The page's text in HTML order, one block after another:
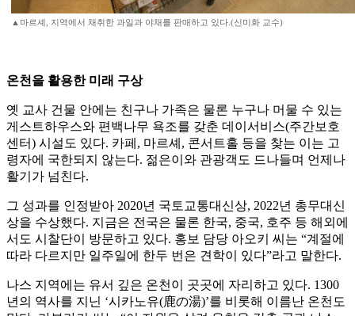
▲마르셰, 지역에서 채취한 과일과 야채를 판매하고 있다.(신미화 교수)
온천을 활용한 미래 구상
옛 교사 건물 안에는 친구나 가족은 물론 누구나 머물 수 있는
게스트하우스와 편백나무 욕조를 갖춘 데이서비스(주간보호
센터) 시설도 있다. 카페, 마르셰, 콘서트홀 등을 찾는 이는 고
령자에 국한되지 않는다. 젊은이와 관광객도 드나들며 언제나
활기가 넘친다.
그 성과를 인정받아 2020년 국토교통대신상, 2022년 총무대신
상을 수상했다. 지금은 전국은 물론 한국, 중국, 호주 등 해외에
서도 시찰단이 방문하고 있다. 홍보 담당 아오키 씨는 “계절에
따라 다르지만 일주일에 한두 번은 견학이 있다”라고 말한다.
나스 지역에는 유서 깊은 온천이 곳곳에 자리하고 있다. 1300
년의 역사를 지닌 ‘시카노유(鹿の湯)’를 비롯해 이름난 온천도